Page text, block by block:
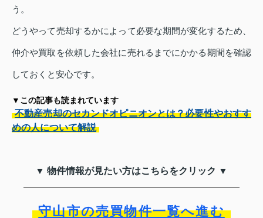
う。
どうやって売却するかによって必要な期間が変化するため、
仲介や買取を依頼した会社に売れるまでにかかる期間を確認
しておくと安心です。
▼この記事も読まれています
不動産売却のセカンドオピニオンとは？必要性やおすす
めの人について解説
▼ 物件情報が見たい方はこちらをクリック ▼
守山市の売買物件一覧へ進む